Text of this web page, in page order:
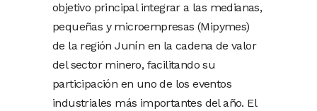
objetivo principal integrar a las medianas,
pequeñas y microempresas (Mipymes)
de la región Junín en la cadena de valor
del sector minero, facilitando su
participación en uno de los eventos
industriales más importantes del año. El